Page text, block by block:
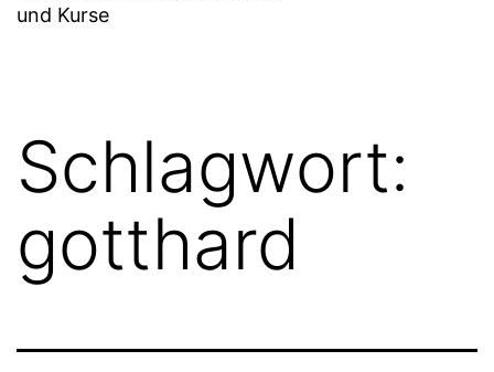
und Kurse
Schlagwort:
gotthard